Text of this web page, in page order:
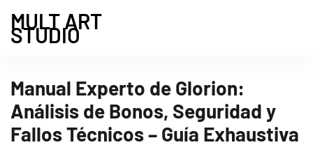
MULT ART
STUDIO
Manual Experto de Glorion:
Análisis de Bonos, Seguridad y
Fallos Técnicos – Guía Exhaustiva